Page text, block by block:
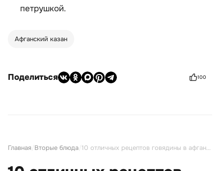
петрушкой.
Афганский казан
Поделиться 100
Главная Вторые блюда 10 отличных рецептов говядины в афганском казане